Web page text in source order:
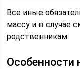
Все иные
массу и в случае
родственникам.
Особенности